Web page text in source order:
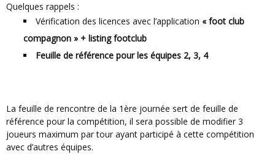
Quelques rappels :
Vérification des licences avec l’application « foot club
compagnon » + listing footclub
Feuille de référence pour les équipes 2, 3, 4
La feuille de rencontre de la 1ère journée sert de feuille de
référence pour la compétition, il sera possible de modifier 3
joueurs maximum par tour ayant participé à cette compétition
avec d’autres équipes.